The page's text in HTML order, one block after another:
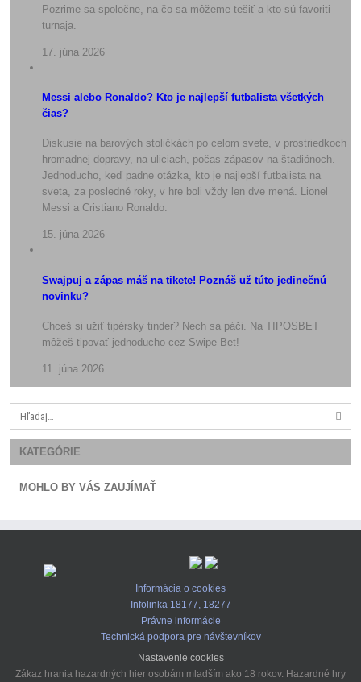
Pozrime sa spoločne, na čo sa môžeme tešiť a kto sú favoriti
turnaja.
17. júna 2026
Messi alebo Ronaldo? Kto je najlepší futbalista všetkých
čias?
Diskusie na barových stoličkách po celom svete, v prostriedkoch
hromadnej dopravy, na uliciach, počas zápasov na štadiónoch.
Jednoducho, keď padne otázka, kto je najlepší futbalista na
sveta, za posledné roky, v hre boli vždy len dve mená. Lionel
Messi a Cristiano Ronaldo.
15. júna 2026
Swajpuj a zápas máš na tikete! Poznáš už túto jedinečnú
novinku?
Chceš si užiť tipérsky tinder? Nech sa páči. Na TIPOSBET
môžeš tipovať jednoducho cez Swipe Bet!
11. júna 2026
Search
KATEGÓRIE
MOHLO BY VÁS ZAUJÍMAŤ
Informácia o cookies
Infolinka 18177, 18277
Právne informácie
Technická podpora pre návštevníkov
Nastavenie cookies
Zákaz hrania hazardných hier osobám mladším ako 18 rokov. Hazardné hry